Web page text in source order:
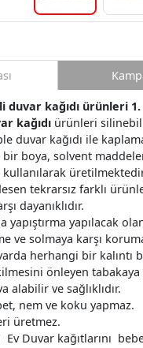
duvar kağıdı ürünleri
kağıdı ürünleri
duvar kağıdı ile
boya, solvent
kullanılarak
tekrarsız farklı
dayanıklıdır.
yapıştırma yapılacak
ve solmaya karşı
herhangi bir kalıntı
önleyen tabakaya
alabilir ve sağlıklıdır.
nem ve koku yapmaz.
üretmez.
Duvar kağıtlarını